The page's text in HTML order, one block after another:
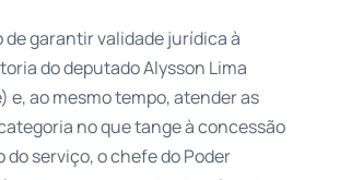
de garantir validade jurídica à
do deputado Alysson Lima
e, ao mesmo tempo, atender as
no que tange à concessão
serviço, o chefe do Poder